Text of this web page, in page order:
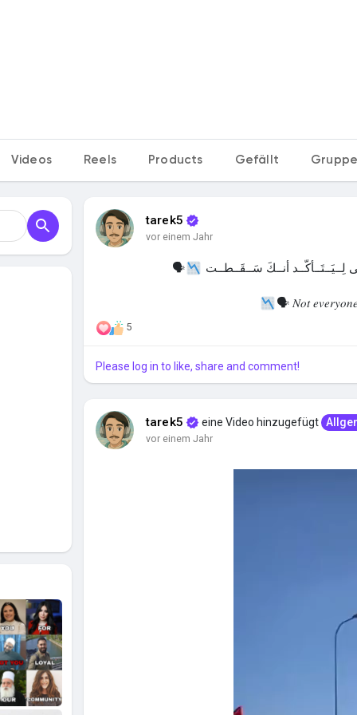
Videos Reels Products Gefällt
tarek5
vor einem Jahr
لِــيَــتَــأكَّــد أنــكَ سَــقَــطــت 🗣
𝑁𝑜𝑡
5
Please log in to like, share and comment!
tarek5 eine Video hinzugefügt
vor einem Jahr